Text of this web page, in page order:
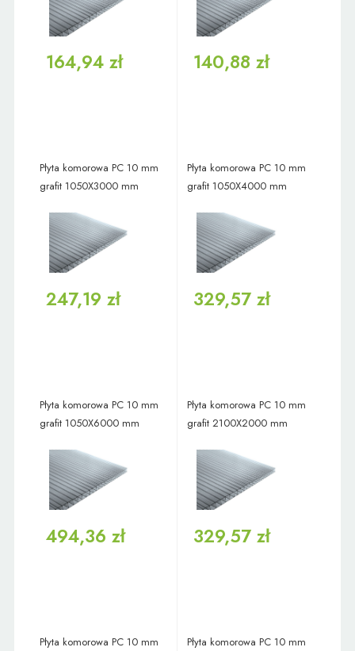
164,94 zł 140,88 zł
Płyta komorowa PC 10 mm
grafit 1050X3000 mm
247,19 zł
Płyta komorowa PC 10 mm
grafit 1050X4000 mm
329,57 zł
Płyta komorowa PC 10 mm
grafit 1050X6000 mm
494,36 zł
Płyta komorowa PC 10 mm
grafit 2100X2000 mm
329,57 zł
Płyta komorowa PC 10 mm
Płyta komorowa PC 10 mm